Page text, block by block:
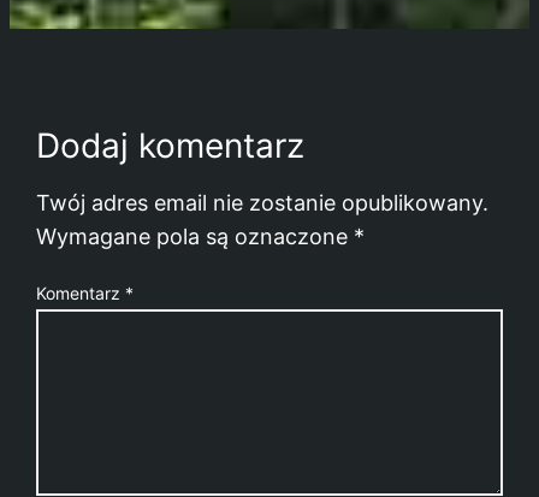
Dodaj komentarz
Twój adres email nie zostanie opublikowany.
Wymagane pola są oznaczone *
Komentarz *